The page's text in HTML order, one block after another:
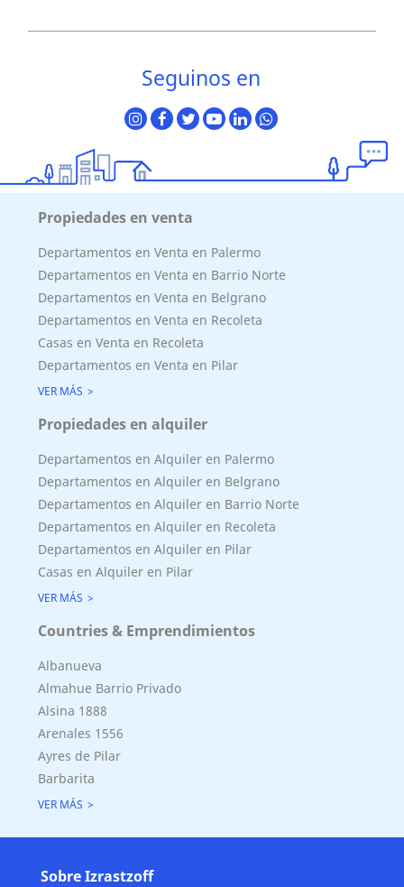
Seguinos en
Propiedades en venta
Departamentos en Venta en Palermo
Departamentos en Venta en Barrio Norte
Departamentos en Venta en Belgrano
Departamentos en Venta en Recoleta
Casas en Venta en Recoleta
Departamentos en Venta en Pilar
VER MÁS
Propiedades en alquiler
Departamentos en Alquiler en Palermo
Departamentos en Alquiler en Belgrano
Departamentos en Alquiler en Barrio Norte
Departamentos en Alquiler en Recoleta
Departamentos en Alquiler en Pilar
Casas en Alquiler en Pilar
VER MÁS
Countries & Emprendimientos
Albanueva
Almahue Barrio Privado
Alsina 1888
Arenales 1556
Ayres de Pilar
Barbarita
VER MÁS
Sobre Izrastzoff